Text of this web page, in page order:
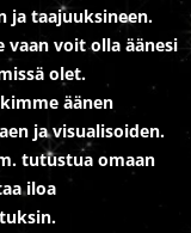
ja taajuuksineen.
voit olla äänesi
olet.
äänen
ja visualisoiden.
tutustua omaan
iloa